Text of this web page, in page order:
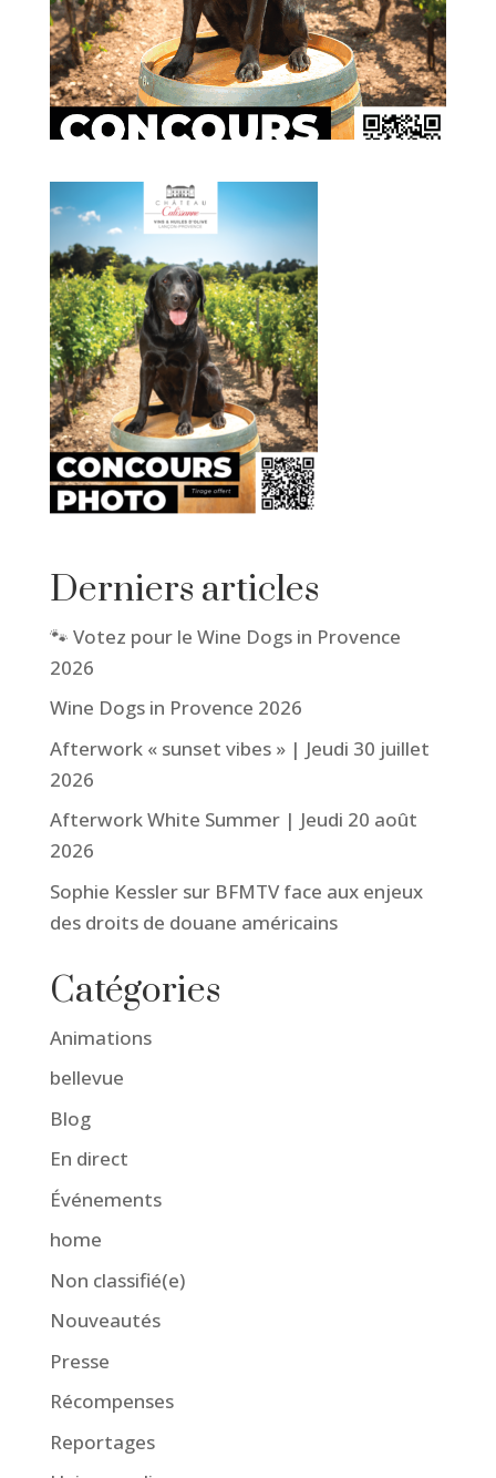
Derniers articles
🐾 Votez pour le Wine Dogs in Provence
2026
Wine Dogs in Provence 2026
Afterwork « sunset vibes » | Jeudi 30 juillet
2026
Afterwork White Summer | Jeudi 20 août
2026
Sophie Kessler sur BFMTV face aux enjeux
des droits de douane américains
Catégories
Animations
bellevue
Blog
En direct
Événements
home
Non classifié(e)
Nouveautés
Presse
Récompenses
Reportages